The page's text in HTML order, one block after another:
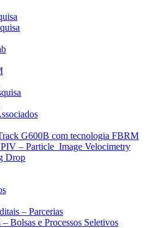
G600B com tecnologia FBRM
PIV – Particle Image Velocimetry
Drop
– Parcerias
Bolsas e Processos Seletivos